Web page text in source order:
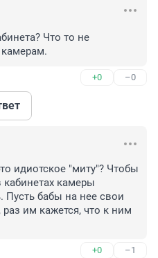
Что то не
+0 –0
идиотское "миту"? Чтобы
камеры
Пусть бабы на нее свои
им кажется, что к ним
+0 –1